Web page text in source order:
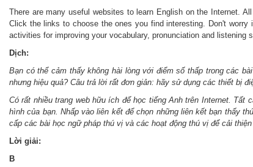
There are many useful websites to learn English on the Internet.
Click the links to choose the ones you find interesting. Don't
activities for improving your vocabulary, pronunciation and
Dịch:
Bạn có thể cảm thấy không hài lòng với điểm số thấp trong các
nhưng hiệu quả? Câu trả lời rất đơn giản: hãy sử dụng các thiết bị
Có rất nhiều trang web hữu ích để học tiếng Anh trên Internet.
hình của bạn. Nhấp vào liên kết để chọn những liên kết bạn thấy
cấp các bài học ngữ pháp thú vị và các hoạt động thú vị để cải
Lời giải:
B